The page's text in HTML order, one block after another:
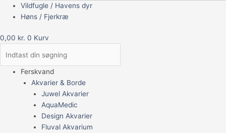
Vildfugle / Havens dyr
Høns / Fjerkræ
0,00 kr. 0 Kurv
Ferskvand
Akvarier & Borde
Juwel Akvarier
AquaMedic
Design Akvarier
Fluval Akvarium